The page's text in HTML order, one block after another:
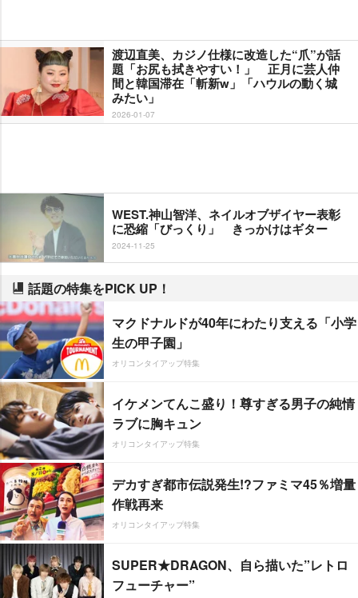
渡辺直美、カジノ仕様に改造した“爪”が話
題「お尻も拭きやすい！」 正月に芸人仲
間と韓国滞在「斬新w」「ハウルの動く城
みたい」
2026-01-07
WEST.神山智洋、ネイルオブザイヤー表彰
に恐縮「びっくり」 きっかけはギター
2024-11-25
話題の特集をPICK UP！
マクドナルドが40年にわたり支える「小学
生の甲子園」
オリコンタイアップ特集
イケメンてんこ盛り！尊すぎる男子の純情
ラブに胸キュン
オリコンタイアップ特集
デカすぎ都市伝説発生!?ファミマ45％増量
作戦再来
オリコンタイアップ特集
SUPER★DRAGON、自ら描いた”レトロ
フューチャー”